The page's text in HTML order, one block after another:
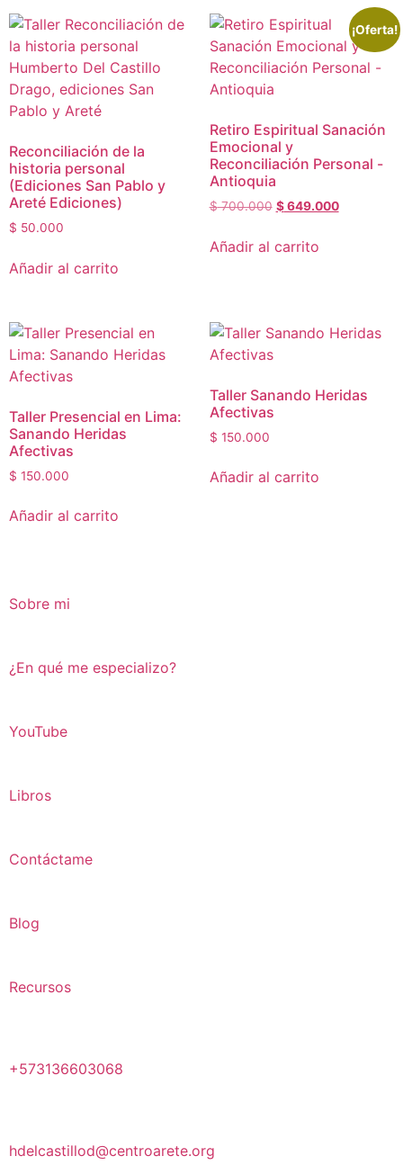
Reconciliación de la
historia personal
(Ediciones San Pablo y
Areté Ediciones)
$ 50.000
Añadir al carrito
¡Oferta!
Retiro Espiritual Sanación
Emocional y
Reconciliación Personal -
Antioquia
$700.000 $649.000
Añadir al carrito
Taller Presencial en Lima:
Sanando Heridas
Afectivas
$ 150.000
Añadir al carrito
Taller Sanando Heridas
Afectivas
$ 150.000
Añadir al carrito
Sobre mi
¿En qué me especializo?
YouTube
Libros
Contáctame
Blog
Recursos
+573136603068
hdelcastillod@centroarete.org